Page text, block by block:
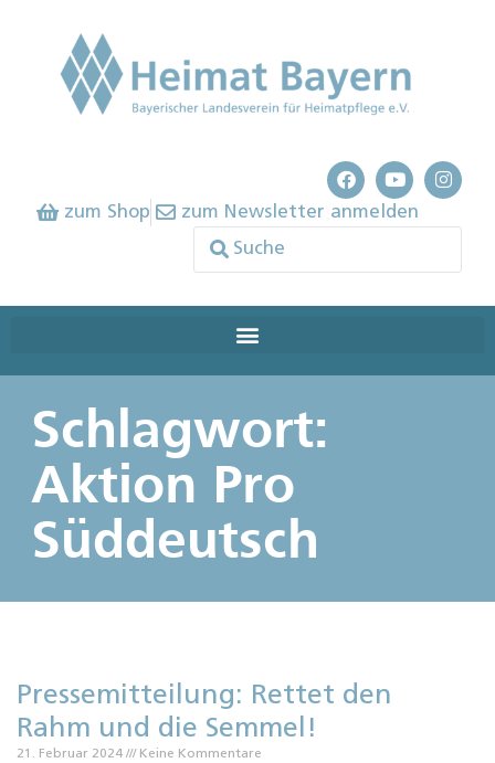
zum Shop zum Newsletter anmelden
Schlagwort:
Aktion Pro
Süddeutsch
Pressemitteilung: Rettet den
Rahm und die Semmel!
21. Februar 2024 Keine Kommentare